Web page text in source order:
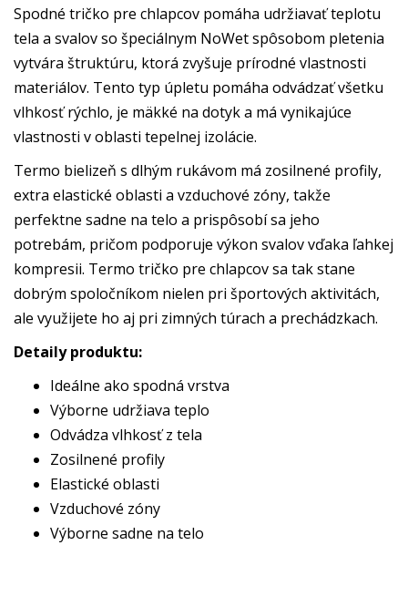
Spodné tričko pre chlapcov pomáha udržiavať teplotu
tela a svalov so špeciálnym NoWet spôsobom pletenia
vytvára štruktúru, ktorá zvyšuje prírodné vlastnosti
materiálov. Tento typ úpletu pomáha odvádzať všetku
vlhkosť rýchlo, je mäkké na dotyk a má vynikajúce
vlastnosti v oblasti tepelnej izolácie.
Termo bielizeň s dlhým rukávom má zosilnené profily,
extra elastické oblasti a vzduchové zóny, takže
perfektne sadne na telo a prispôsobí sa jeho
potrebám, pričom podporuje výkon svalov vďaka ľahkej
kompresii. Termo tričko pre chlapcov sa tak stane
dobrým spoločníkom nielen pri športových aktivitách,
ale využijete ho aj pri zimných túrach a prechádzkach.
Detaily produktu:
Ideálne ako spodná vrstva
Výborne udržiava teplo
Odvádza vlhkosť z tela
Zosilnené profily
Elastické oblasti
Vzduchové zóny
Výborne sadne na telo